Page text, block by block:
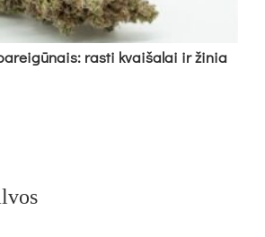
ras­ti kvai­ša­lai ir ži­nia